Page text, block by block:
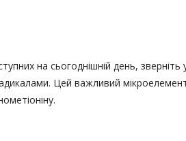
на сьогоднішній день,
Цей важливий